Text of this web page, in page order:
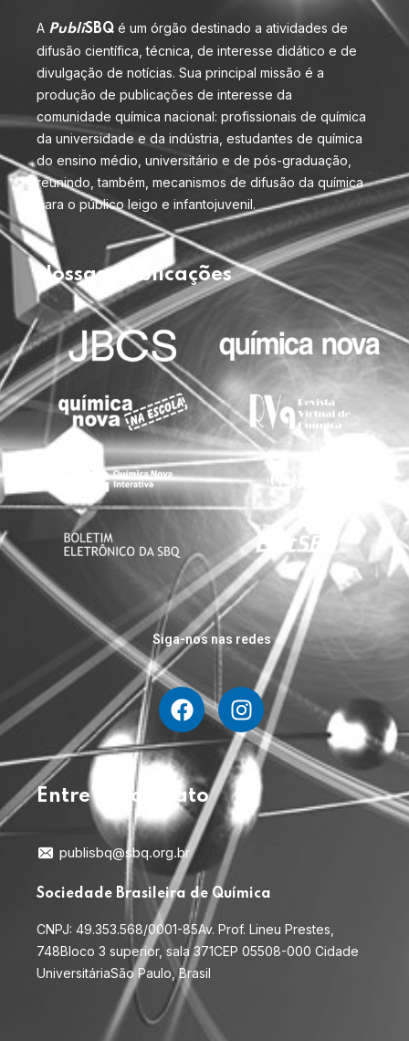
A PubliSBQ é um órgão destinado a atividades de
difusão científica, técnica, de interesse didático e de
divulgação de notícias. Sua principal missão é a
produção de publicações de interesse da
comunidade química nacional: profissionais de química
da universidade e da indústria, estudantes de química
do ensino médio, universitário e de pós-graduação,
reunindo, também, mecanismos de difusão da química
para o público leigo e infantojuvenil.
Nossas publicações
Siga-nos nas redes
Entre em contato
publisbq@sbq.org.br
Sociedade Brasileira de Química
CNPJ: 49.353.568/0001-85Av. Prof. Lineu Prestes,
748Bloco 3 superior, sala 371CEP 05508-000 Cidade
UniversitáriaSão Paulo, Brasil